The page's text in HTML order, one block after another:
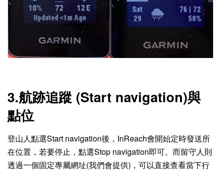
3.航跡追蹤 (Start navigation)與
點位
登山人點選Start navigation後，InReach會開始定時發送所
在位置，若要停止，點選Stop navigation即可。而留守人則
透過一個固定專屬網址(我們會提供)，可以直接查看當下行